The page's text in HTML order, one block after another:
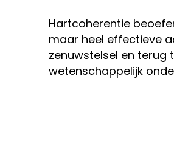
Hartcoherentie
maar heel effectieve
zenuwstelsel en terug
wetenschappelijk